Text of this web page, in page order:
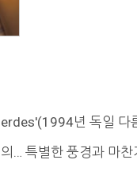
년 독일 다
… 특별한 풍경과 마